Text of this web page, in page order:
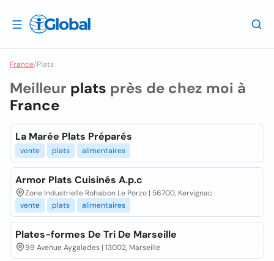
France/Plats
Meilleur plats près de chez moi à
France
La Marée Plats Préparés
vente plats alimentaires
Armor Plats Cuisinés A.p.c
Zone Industrielle Rohabon Le Porzo | 56700, Kervignac
vente
plats alimentaires
Plates-formes De Tri De Marseille
99 Avenue Aygalades | 13002, Marseille